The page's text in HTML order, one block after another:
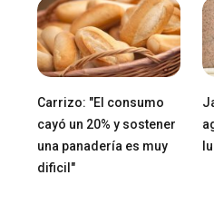
Carrizo: "El consumo
cayó un 20% y sostener
una panadería es muy
dificil"